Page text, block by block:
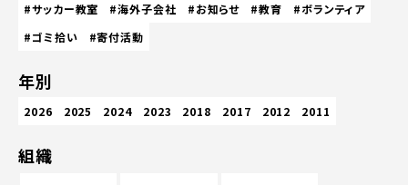
#サッカー教室
#海外子会社 #お知らせ #教育
#ボランティア
#ゴミ拾い
#寄付活動
年別
2026 2025 2024 2023 2018 2017 2012 2011
組織